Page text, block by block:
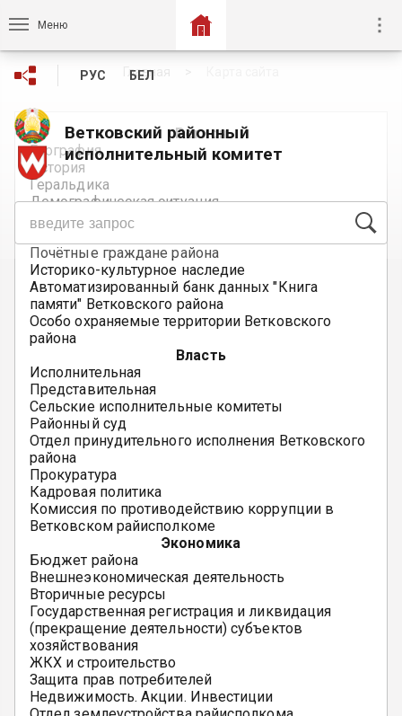
Меню
Ветковский районный
исполнительный комитет
РУС БЕЛ
Главная
Регион
География
История
Геральдика
Демографическая ситуация
Экология
Национальности и религия
Почётные граждане района
Историко-культурное наследие
Автоматизированный банк данных "Книга
памяти" Ветковского района
Особо охраняемые территории Ветковского
района
Власть
Исполнительная
Представительная
Сельские исполнительные комитеты
Районный суд
Отдел принудительного исполнения Ветковского
района
Прокуратура
Кадровая политика
Комиссия по противодействию коррупции в
Ветковском райисполкоме
Экономика
Бюджет района
Внешнеэкономическая деятельность
Вторичные ресурсы
Государственная регистрация и ликвидация
(прекращение деятельности) субъектов
хозяйствования
ЖКХ и строительство
Защита прав потребителей
Недвижимость. Акции. Инвестиции